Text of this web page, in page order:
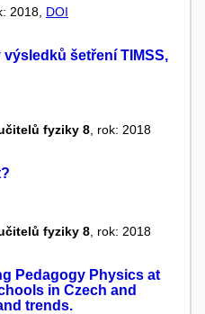
2018, DOI
šetření TIMSS,
fyziky 8 , rok: 2018
fyziky 8 , rok: 2018
Pedagogy Physics at
in Czech and
trends.